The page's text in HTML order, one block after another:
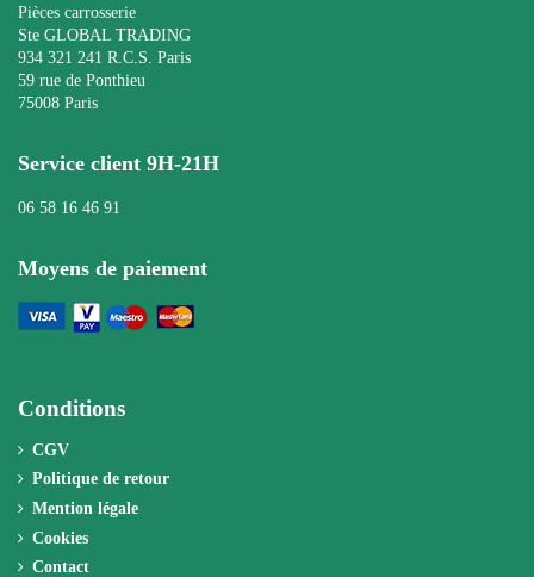
Pièces carrosserie
Ste GLOBAL TRADING
934 321 241 R.C.S. Paris
59 rue de Ponthieu
75008 Paris
Service client 9H-21H
06 58 16 46 91
Moyens de paiement
Conditions
CGV
Politique de retour
Mention légale
Cookies
Contact